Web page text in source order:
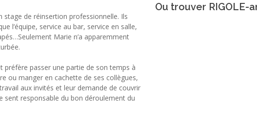
de réinsertion professionnelle. Ils
l’équipe, service au bar, service en salle,
Marie n’a apparemment
passer une partie de son temps à
ou manger en cachette de ses collègues,
aux invités et leur demande de couvrir
sent responsable du bon déroulement du
Ou trouver RIGOLE-